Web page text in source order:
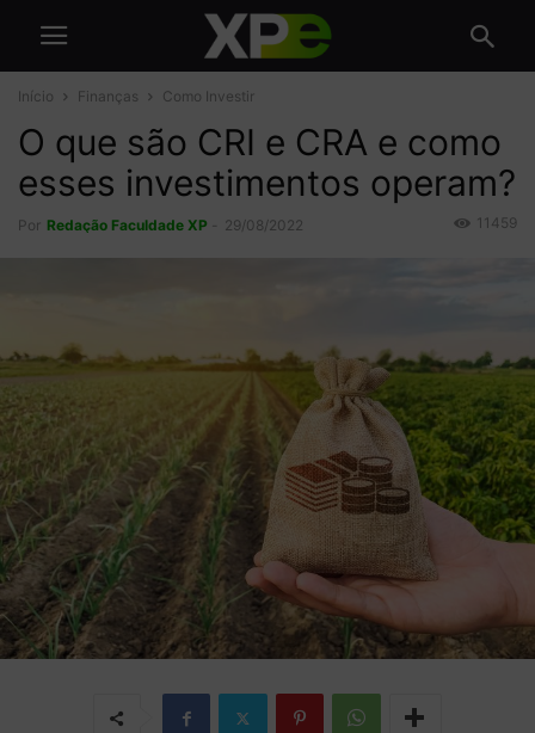
Início Finanças Como Investir
O que são CRI e CRA e como
esses investimentos operam?
Por Redação Faculdade XP 29/08/2022 11459